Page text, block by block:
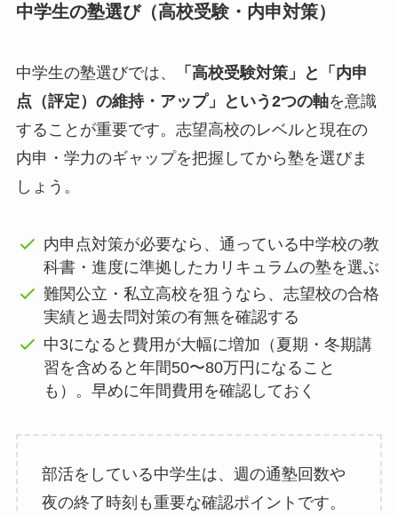
中学生の塾選び（高校受験・内申対策）
中学生の塾選びでは、
「高校受験対策」と「内申
点（評定）の維持・アップ」という2つの軸を意識
することが重要です。志望高校のレベルと現在の
内申・学力のギャップを把握してから塾を選びま
しょう。
内申点対策が必要なら、通っている中学校の教
科書・進度に準拠したカリキュラムの塾を選ぶ
難関公立・私立高校を狙うなら、志望校の合格
実績と過去問対策の有無を確認する
中3になると費用が大幅に増加（夏期・冬期講
習を含めると年間50〜80万円になること
も）。早めに年間費用を確認しておく
部活をしている中学生は、週の通塾回数や
夜の終了時刻も重要な確認ポイントです。